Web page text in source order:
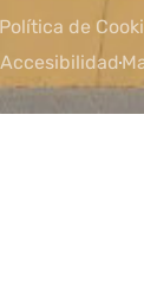
Política de